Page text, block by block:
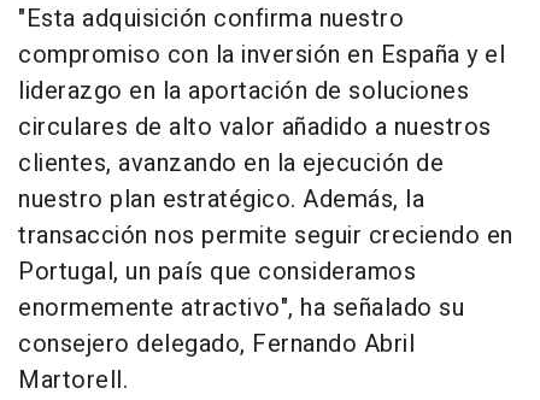
"Esta adquisición confirma nuestro
compromiso con la inversión en España y el
liderazgo en la aportación de soluciones
circulares de alto valor añadido a nuestros
clientes, avanzando en la ejecución de
nuestro plan estratégico. Además, la
transacción nos permite seguir creciendo en
Portugal, un país que consideramos
enormemente atractivo", ha señalado su
consejero delegado, Fernando Abril
Martorell.